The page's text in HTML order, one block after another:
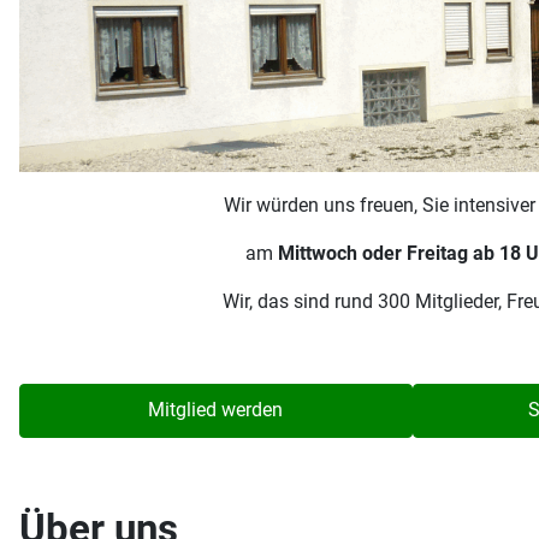
Wir würden uns freuen, Sie
am Mittwoch oder Freitag ab 18
Wir, das sind rund 300 Mitglieder,
Mitglied werden
Über uns